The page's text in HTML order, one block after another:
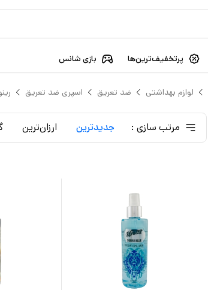
پرتخفیف‌ترین‌ها بازی شانس
لوازم بهداشتی ضد تعریق اسپری ضد تعریق
مرتب سازی : جدید‌ترین ارزان‌ترین